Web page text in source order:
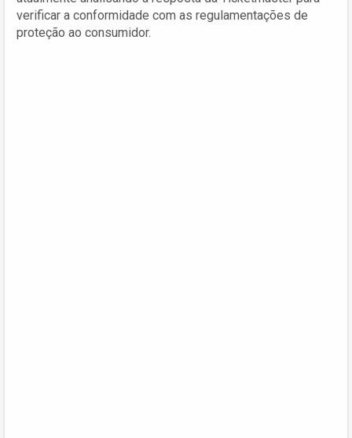
verificar a conformidade com as regulamentações de
proteção ao consumidor.